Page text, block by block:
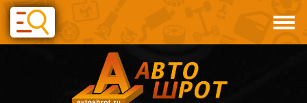
Перейти к основному содержанию
Авто по запчастям
Статьи